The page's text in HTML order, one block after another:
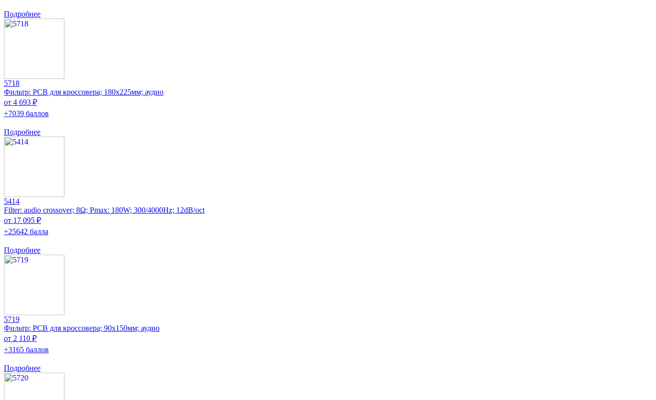
Подробнее
5718
Фильтр: PCB для кроссовера; 180x225мм; аудио
от 4 693 ₽
+7039 баллов
Подробнее
5414
Filter: audio crossover; 8Ω; Pmax: 180W; 300/4000Hz; 12dB/oct
от 17 095 ₽
+25642 балла
Подробнее
5719
Фильтр: PCB для кроссовера; 90x150мм; аудио
от 2 110 ₽
+3165 баллов
Подробнее